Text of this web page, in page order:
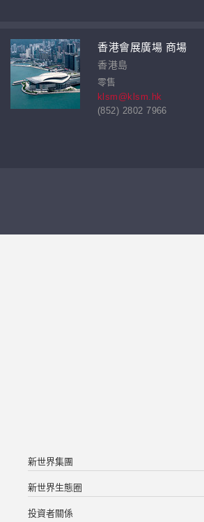
香港會展廣場 商場
香港島
零售
klsm@klsm.hk
(852) 2802 7966
新世界集團
新世界生態圈
投資者關係